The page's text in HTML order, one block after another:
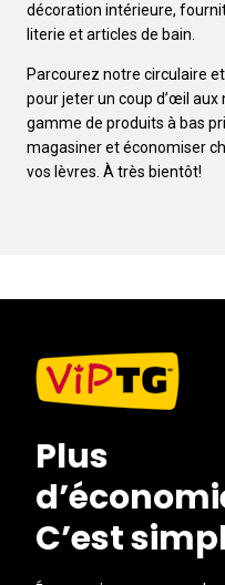
décoration intérieure,
literie et articles de bain.
Parcourez notre circulaire
pour jeter un coup d’œil
gamme de produits à bas
magasiner et économiser
vos lèvres. À très bientôt!
Plus
C’est